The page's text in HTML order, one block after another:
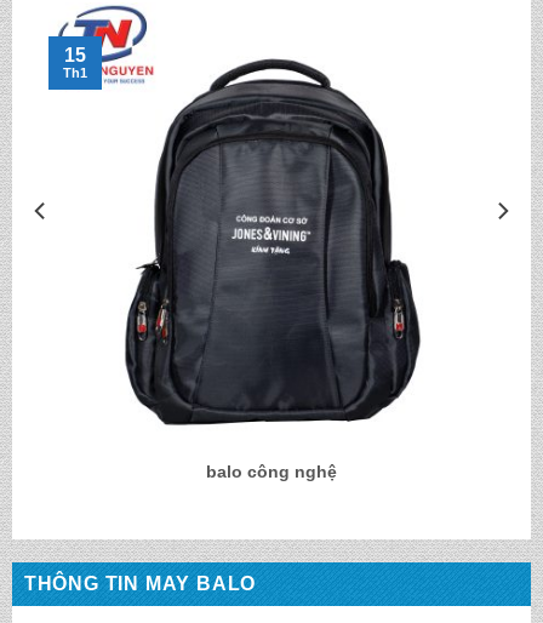
THÔNG TIN MAY BALO
balo công nghệ
15
Th1